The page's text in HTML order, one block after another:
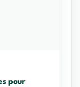
pour